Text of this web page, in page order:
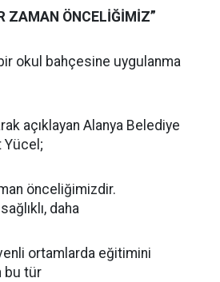
ZAMAN ÖNCELİĞİMİZ”
okul bahçesine uygulanma
açıklayan Alanya Belediye
Yücel;
önceliğimizdir.
daha
ortamlarda eğitimini
bu tür